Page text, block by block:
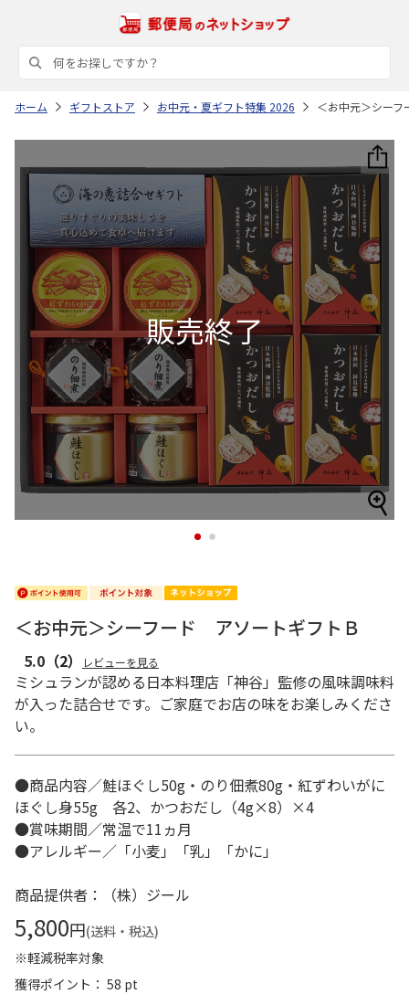
ホーム ギフトストア お中元・夏ギフト特集 2026 ＜お中元＞シー
1 2
＜お中元＞シーフード アソートギフトＢ
5.0 （2） レビューを見る
ミシュランが認める日本料理店「神谷」監修の風味調味料
が入った詰合せです。ご家庭でお店の味をお楽しみくださ
い。
●商品内容／鮭ほぐし50g・のり佃煮80g・紅ずわいがに
ほぐし身55g 各2、かつおだし（4g×8）×4
●賞味期間／常温で11ヵ月
●アレルギー／「小麦」「乳」「かに」
商品提供者：（株）ジール
5,800円(送料・税込)
※軽減税率対象
獲得ポイント： 58 pt